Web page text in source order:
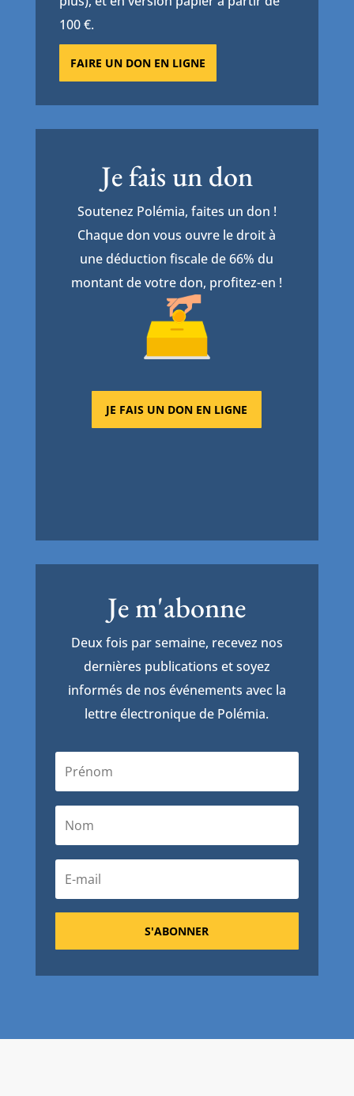
100 €.
FAIRE UN DON EN LIGNE
Je fais un don
Soutenez Polémia, faites un don !
Chaque don vous ouvre le droit à
une déduction fiscale de 66% du
montant de votre don, profitez-en !
JE FAIS UN DON EN LIGNE
Je m'abonne
Deux fois par semaine, recevez nos
dernières publications et soyez
informés de nos événements avec la
lettre électronique de Polémia.
S'ABONNER